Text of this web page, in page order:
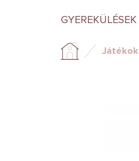
GYEREKÜLÉSEK
KezdőlapJátékok